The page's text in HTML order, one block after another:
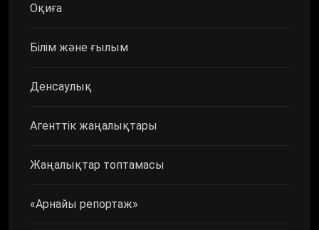
Оқиға
Білім және ғылым
Денсаулық
Агенттік жаңалықтары
Жаңалықтар топтамасы
«Арнайы репортаж»